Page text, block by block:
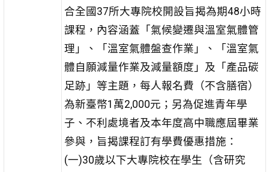
合全國37所大專院校開設旨揭為期48小時
課程，內容涵蓋「氣候變遷與溫室氣體管
理」、「溫室氣體盤查作業」、「溫室氣
體自願減量作業及減量額度」及「產品碳
足跡」等主題，每人報名費（不含膳宿）
為新臺幣1萬2,000元；另為促進青年學
子、不利處境者及本年度高中職應屆畢業
參與，旨揭課程訂有學費優惠措施：
(一)30歲以下大專院校在學生（含研究